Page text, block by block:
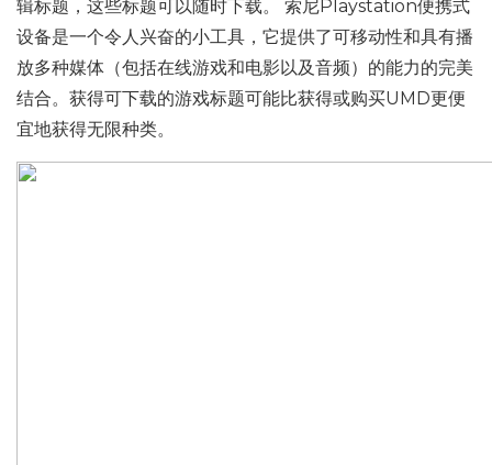
辑标题，这些标题可以随时下载。 索尼Playstation便携式
设备是一个令人兴奋的小工具，它提供了可移动性和具有播
放多种媒体（包括在线游戏和电影以及音频）的能力的完美
结合。获得可下载的游戏标题可能比获得或购买UMD更便
宜地获得无限种类。